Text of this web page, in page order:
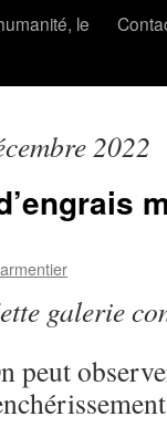
le
2022
galerie
peut